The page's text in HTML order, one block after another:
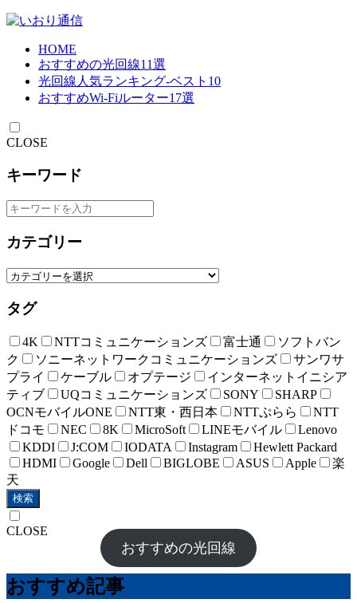
HOME
おすすめの光回線11選
光回線人気ランキング-ベスト10
おすすめWi-Fiルーター17選
CLOSE
キーワード
カテゴリー
タグ
4K NTTコミュニケーションズ 富士通
ソフトバン
ク
ソニーネットワークコミュニケーションズ
サンワサ
プライ
ケーブル オプテージ
インターネットイニシア
ティブ
UQコミュニケーションズ SONY
SHARP
OCNモバイルONE
NTT東・西日本 NTTぷらら
NTT
ドコモ
NEC 8K MicroSoft LINEモバイル
Lenovo
KDDI
J:COM IODATA Instagram
Hewlett Packard
HDMI
Google Dell BIGLOBE ASUS Apple
楽
天
検索
CLOSE
おすすめの光回線
おすすめ記事